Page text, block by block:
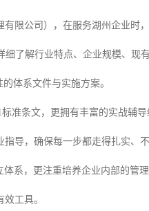
限公司），在服务湖州企业时，
了解行业特点、企业规模、现
体系文件与实施方案。
准条文，更拥有丰富的实战辅
导，确保每一步都走得扎实、不
系，更注重培养企业内部的管
工具。